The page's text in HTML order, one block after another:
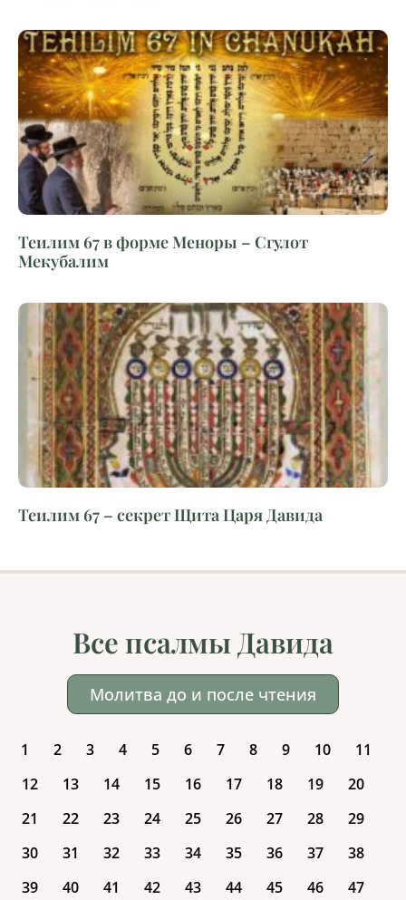
Теилим 67 в форме Меноры – Сгулот
Мекубалим
Теилим 67 – секрет Щита Царя Давида
Все псалмы Давида
Молитва до и после чтения
1 2 3 4 5 6 7 8 9 10
11
12
13 14 15 16 17 18 19
20
21
22 23 24 25 26 27 28
29
30
31 32 33 34 35 36 37
38
39
40 41 42 43 44 45 46
47